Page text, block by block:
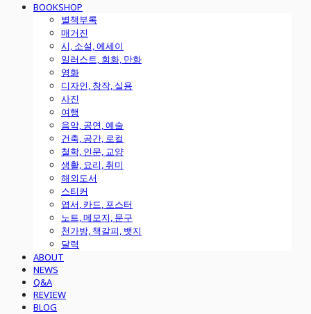
BOOKSHOP
별책부록
매거진
시, 소설, 에세이
일러스트, 회화, 만화
영화
디자인, 창작, 실용
사진
여행
음악, 공연, 예술
건축, 공간, 로컬
철학, 인문, 교양
생활, 요리, 취미
해외도서
스티커
엽서, 카드, 포스터
노트, 메모지, 문구
천가방, 책갈피, 뱃지
달력
ABOUT
NEWS
Q&A
REVIEW
BLOG